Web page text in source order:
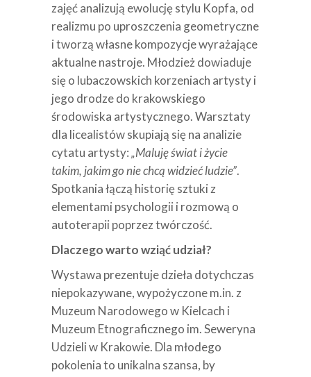
zajęć analizują ewolucję stylu Kopfa, od
realizmu po uproszczenia geometryczne
i tworzą własne kompozycje wyrażające
aktualne nastroje. Młodzież dowiaduje
się o lubaczowskich korzeniach artysty i
jego drodze do krakowskiego
środowiska artystycznego. Warsztaty
dla licealistów skupiają się na analizie
cytatu artysty:„Maluję świat i życie
takim, jakim go nie chcą widzieć ludzie”.
Spotkania łączą historię sztuki z
elementami psychologii i rozmową o
autoterapii poprzez twórczość.
Dlaczego warto wziąć udział?
Wystawa prezentuje dzieła dotychczas
niepokazywane, wypożyczone m.in. z
Muzeum Narodowego w Kielcach i
Muzeum Etnograficznego im. Seweryna
Udzieli w Krakowie. Dla młodego
pokolenia to unikalna szansa, by